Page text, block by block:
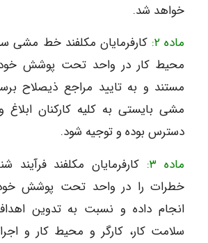
خواهد شد.
ماده ۲:
کارفرمایان مکلفند خط مشی
محیط کار در واحد تحت پوشش خود
مستند و به تایید مراجع ذیصلاح
مشی بایستی به کلیه کارکنان
دسترس بوده و توجیه شود.
ماده ۳:
کارفرمایان مکلفند فرآیند
خطرات را در واحد تحت پوشش
انجام داده و نسبت به تدوین
سلامت کار، کارگر و محیط کار و